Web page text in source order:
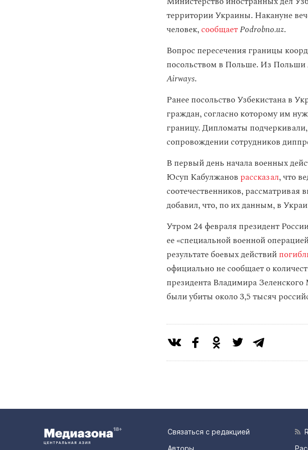
территории Украины. Накануне
человек,сообщаетPodrobno.uz.
Вопрос пересечения границы
посольством в Польше. Из Польши
Airways.
Ранее посольство Узбекистана в
граждан, согласно которому им
границу. Дипломаты подчеркивали,
сопровождении сотрудников
В первый день начала военных
Юсуп Кабулжанов рассказал, что
соотечественников, рассматривая
добавил, что, по их данным, в
Утром 24 февраля президент
ее «специальной военной
результате боевых действий
официально не сообщает о
президента Владимира
были убиты около 3,5 тысяч
Связаться с редакцией
Авторы